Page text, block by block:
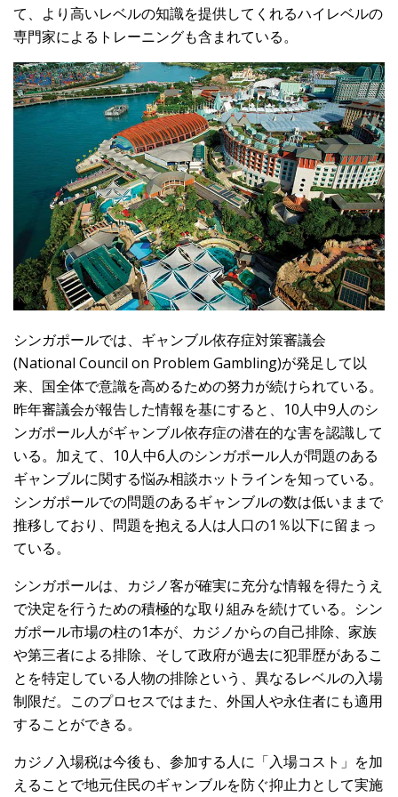
て、より高いレベルの知識を提供してくれるハイレベルの
専門家によるトレーニングも含まれている。
シンガポールでは、ギャンブル依存症対策審議会
(National Council on Problem Gambling)が発足して以
来、国全体で意識を高めるための努力が続けられている。
昨年審議会が報告した情報を基にすると、10人中9人のシ
ンガポール人がギャンブル依存症の潜在的な害を認識して
いる。加えて、10人中6人のシンガポール人が問題のある
ギャンブルに関する悩み相談ホットラインを知っている。
シンガポールでの問題のあるギャンブルの数は低いままで
推移しており、問題を抱える人は人口の1％以下に留まっ
ている。
シンガポールは、カジノ客が確実に充分な情報を得たうえ
で決定を行うための積極的な取り組みを続けている。シン
ガポール市場の柱の1本が、カジノからの自己排除、家族
や第三者による排除、そして政府が過去に犯罪歴があるこ
とを特定している人物の排除という、異なるレベルの入場
制限だ。このプロセスではまた、外国人や永住者にも適用
することができる。
カジノ入場税は今後も、参加する人に「入場コスト」を加
えることで地元住民のギャンブルを防ぐ抑止力として実施